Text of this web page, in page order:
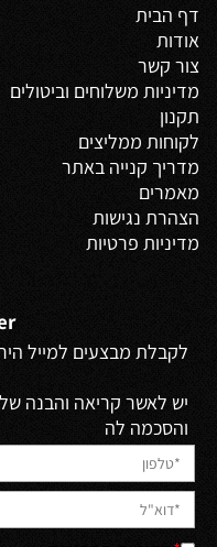
דף הבית
אודות
צור קשר
מדיניות משלוחים וביטולים
תקנון
לקוחות ממליצים
מדריך קנייה באתר
מאמרים
הצהרת נגישות
מדיניות פרטיות
לקבלת מבצעים למייל
יש לאשר קריאה והבנה
והסכמה לה